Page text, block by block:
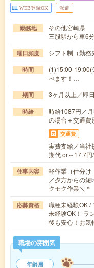
WEB登録OK 派遣
勤務地
その他宮崎県
三股駅から車6
曜日頻度 シフト制（勤務
時間
(1)15:00-
べます！…
期間 3ヶ月以上／即
時給
時給1087円／
の場合＋交通費
交通費
実費支給／当社
期代 or～17.7円
仕事内容
軽作業（仕分け
／夕方からの
クモク作業＼
応募資格
職種未経験OK /
未経験OK！ ラ
後も安心！お
職場の雰囲気
年齢層